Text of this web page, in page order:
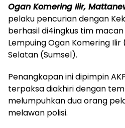
Ogan Komering Ilir,
pelaku pencurian dengan
berhasil di4ingkus tim
Lempuing Ogan Komering
Selatan (Sumsel).
Penangkapan ini dipimpin
terpaksa diakhiri dengan
melumpuhkan dua orang
melawan polisi.